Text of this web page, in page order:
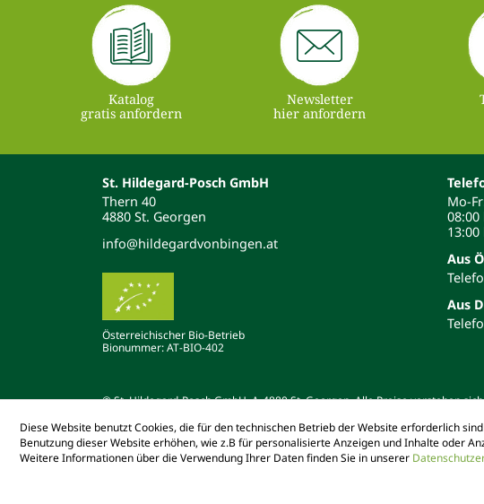
Katalog
gratis anfordern
Newsletter
hier anfordern
St. Hildegard-Posch GmbH
Thern 40
4880 St. Georgen
info@hildegardvonbingen.at
Österreichischer Bio-Betrieb
Bionummer: AT-BIO-402
Mo-
08:00
Aus
Aus
© St. Hildegard-Posch GmbH, A-4880 St. Georgen. Alle Preise verstehen
Diese Website benutzt Cookies, die für den technischen Betrieb der Website erforderlich
Benutzung dieser Website erhöhen, wie z.B für personalisierte Anzeigen und Inhalte oder
Weitere Informationen über die Verwendung Ihrer Daten finden Sie in unserer